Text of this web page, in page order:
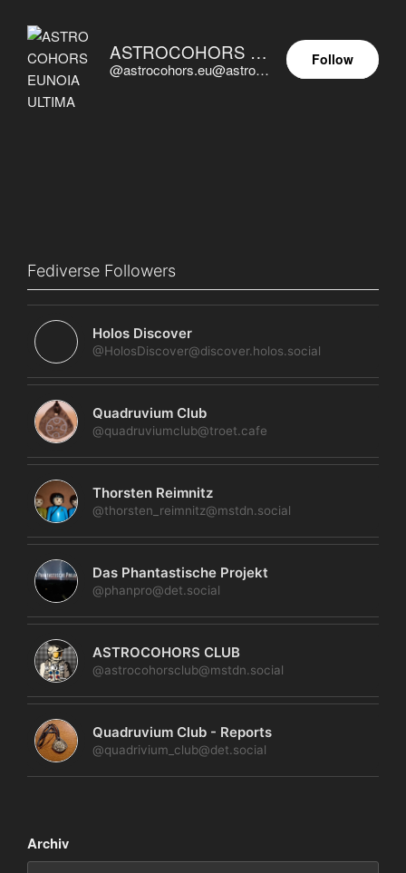
ASTROCOHORS EUNOIA ULTIMA
@astrocohors.eu@astrocohors.eu
Follow
Fediverse Followers
Holos Discover
@HolosDiscover@discover.holos.social
Quadruvium Club
@quadruviumclub@troet.cafe
Thorsten Reimnitz
@thorsten_reimnitz@mstdn.social
Das Phantastische Projekt
@phanpro@det.social
ASTROCOHORS CLUB
@astrocohorsclub@mstdn.social
Quadruvium Club - Reports
@quadrivium_club@det.social
Archiv